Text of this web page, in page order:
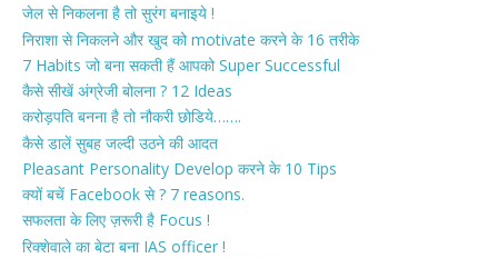
जेल से निकलना है तो सुरंग बनाइये !
निराशा से निकलने और खुद को motivate करने के 16 तरीके
7 Habits जो बना सकती हैं आपको Super Successful
कैसे सीखें अंग्रेजी बोलना ? 12 Ideas
करोड़पति बनना है तो नौकरी छोडिये…….
कैसे डालें सुबह जल्दी उठने की आदत
Pleasant Personality Develop करने के 10 Tips
क्यों बचें Facebook से ? 7 reasons.
सफलता के लिए ज़रूरी है Focus !
रिक्शेवाले का बेटा बना IAS officer !